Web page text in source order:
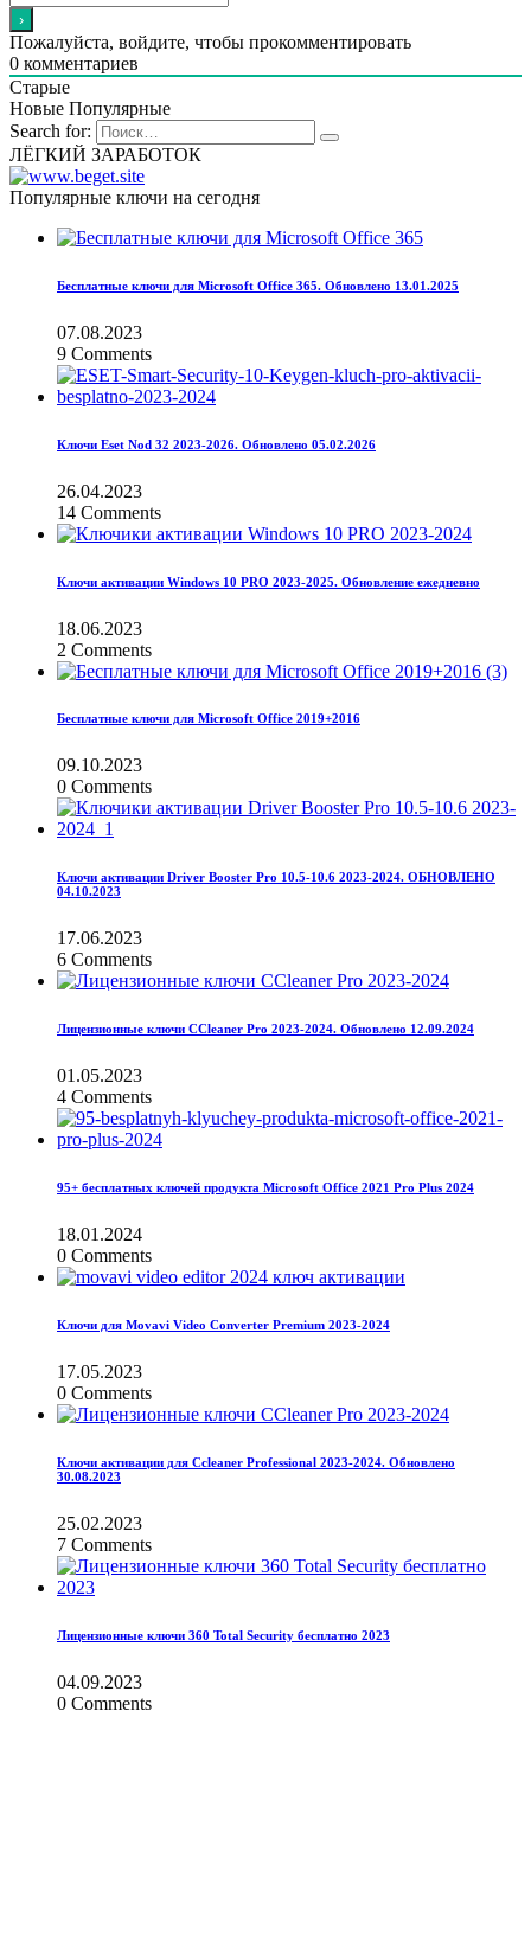
Пожалуйста, войдите, чтобы прокомментировать
0 комментариев
Старые
Новые Популярные
Search for:
ЛЁГКИЙ ЗАРАБОТОК
Популярные ключи на сегодня
Бесплатные ключи для Microsoft Office 365. Обновлено 13.01.2025
07.08.2023
9 Comments
Ключи Eset Nod 32 2023-2026. Обновлено 05.02.2026
26.04.2023
14 Comments
Ключи активации Windows 10 PRO 2023-2025. Обновление ежедневно
18.06.2023
2 Comments
Бесплатные ключи для Microsoft Office 2019+2016
09.10.2023
0 Comments
Ключи активации Driver Booster Pro 10.5-10.6 2023-2024. ОБНОВЛЕНО
04.10.2023
17.06.2023
6 Comments
Лицензионные ключи CCleaner Pro 2023-2024. Обновлено 12.09.2024
01.05.2023
4 Comments
95+ бесплатных ключей продукта Microsoft Office 2021 Pro Plus 2024
18.01.2024
0 Comments
Ключи для Movavi Video Converter Premium 2023-2024
17.05.2023
0 Comments
Ключи активации для Ccleaner Professional 2023-2024. Обновлено
30.08.2023
25.02.2023
7 Comments
Лицензионные ключи 360 Total Security бесплатно 2023
04.09.2023
0 Comments